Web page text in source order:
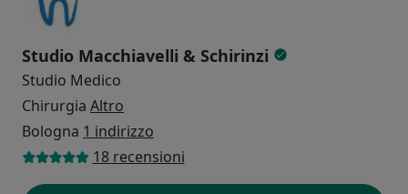
Studio Macchiavelli & Schirinzi
Studio Medico
Chirurgia Altro
Bologna 1 indirizzo
18 recensioni